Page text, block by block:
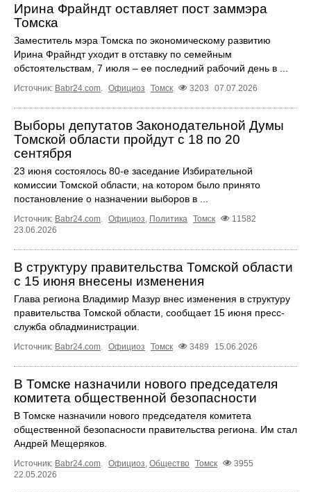
Ирина Фрайндт оставляет пост заммэра
Томска
Заместитель мэра Томска по экономическому развитию
Ирина Фрайндт уходит в отставку по семейным
обстоятельствам, 7 июля – ее последний рабочий день в ...
Источник: Babr24.com. Официоз Томск 3203 07.07.2026
Выборы депутатов Законодательной Думы
Томской области пройдут с 18 по 20
сентября
23 июня состоялось 80-е заседание Избирательной
комиссии Томской области, на котором было принято
постановление о назначении выборов в ...
Источник: Babr24.com. Официоз, Политика Томск
11582
23.06.2026
В структуру правительства Томской области
с 15 июня внесены изменения
Глава региона Владимир Мазур внес изменения в структуру
правительства Томской области, сообщает 15 июня пресс-
служба обладминистрации.
Источник: Babr24.com. Официоз Томск 3489 15.06.2026
В Томске назначили нового председателя
комитета общественной безопасности
В Томске назначили нового председателя комитета
общественной безопасности правительства региона. Им стал
Андрей Мещеряков.
Источник: Babr24.com. Официоз, Общество Томск
3955
22.05.2026